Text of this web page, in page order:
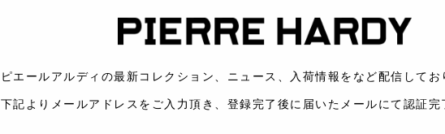
ピエールアルディの最新コレクション、ニュース、入荷情報をなど配信
下記よりメールアドレスをご入力頂き、登録完了後に届いたメールにて認証完